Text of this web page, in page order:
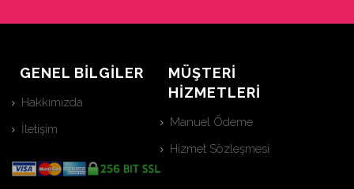
GENEL BİLGİLER
Hakkımızda
İletişim
MÜŞTERİ
HİZMETLERİ
Manuel Ödeme
Hizmet Sözleşmesi